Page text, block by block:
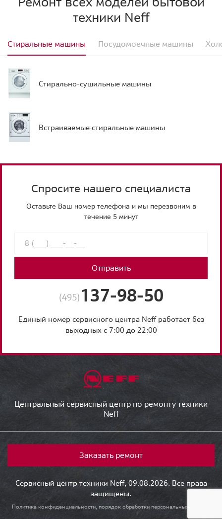
техники Neff
Стиральные машины Посудомоечные машины
Стирально-сушильные машины
Встраиваемые стиральные машины
Спросите нашего специалиста
Оставьте Ваш номер телефона и мы перезвоним в
течение 5 минут
Отправить
(495) 137-98-50
Единый номер сервисного центра Neff работает без
выходных с 7:00 до 22:00
Центральный сервисный центр по ремонту техники
Neff
Заказать ремонт
Сервисный центр техники Neff, 09.08.2026. Все права
защищены.
Политика конфиденциальности, порядок обработки персональных данных